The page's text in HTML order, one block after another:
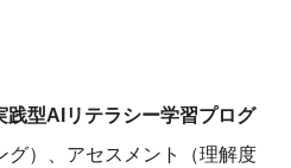
践型AIリテラシー学習プログ
グ）、アセスメント（理解度